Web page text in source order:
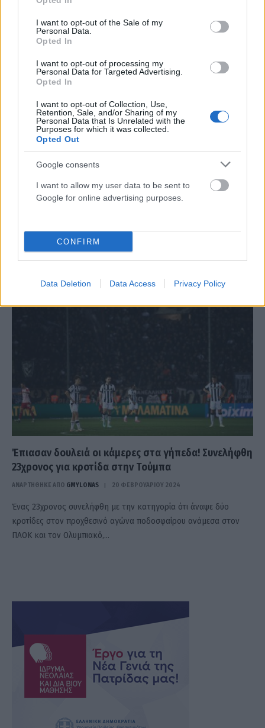
use your data for below specified purposes in below Google
consent section.
I want to opt-out of the Sale of my
Personal Data.
Opted In
I want to opt-out of processing my
Personal Data for Targeted Advertising.
Opted In
I want to opt-out of Collection, Use,
Retention, Sale, and/or Sharing of my
Personal Data that Is Unrelated with the
Purposes for which it was collected.
Opted Out
Google consents
I want to allow my user data to be sent to
Google for online advertising purposes.
CONFIRM
Data Deletion Data Access Privacy Policy
Έσκασε κροτίδα στο χέρι 14χρονου το βράδυ της
ΑΝΑΡΤΗΘΗΚΕ ΑΠΟGEORGIOSXT@GMAIL.COM 5 ΜΑΪ́ΟΥ 2024
Ένας 14χρονος στα Χανιά, το βράδυ της Ανάστασης πέταξε
Έπιασαν δουλειά οι κάμερες στα γήπεδα! Συνελήφθη
23χρονος για κροτίδα στην Τούμπα
ΑΝΑΡΤΗΘΗΚΕ ΑΠΟ GMYLONAS 20 ΦΕΒΡΟΥΑΡΊΟΥ 2024
Ένας 23χρονος συνελήφθη με την κατηγορία ότι άναψε δύο
κροτίδες στον προχθεσινό αγώνα ποδοσφαίρου ανάμεσα στον
ΠΑΟΚ και τον Ολυμπιακό,…